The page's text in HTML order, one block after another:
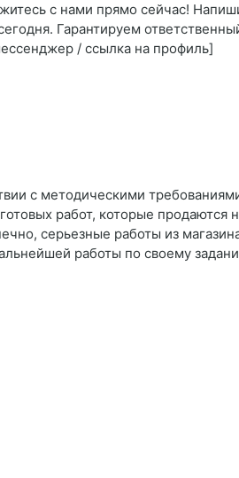
с нами прямо сейчас!
Гарантируем
/ ссылка на профиль]
с методическими
работ, которые
серьезные работы из
работы по своему